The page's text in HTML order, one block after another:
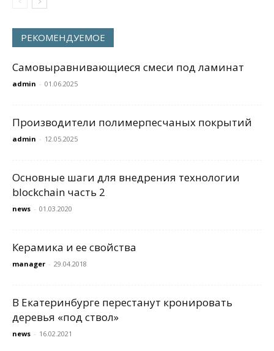
РЕКОМЕНДУЕМОЕ
Самовыравнивающиеся смеси под ламинат
admin - 01.06.2025
Производители полимерпесчаных покрытий
admin - 12.05.2025
Основные шаги для внедрения технологии
blockchain часть 2
news - 01.03.2020
Керамика и ее свойства
manager - 29.04.2018
В Екатеринбурге перестанут кронировать
деревья «под ствол»
news - 16.02.2021